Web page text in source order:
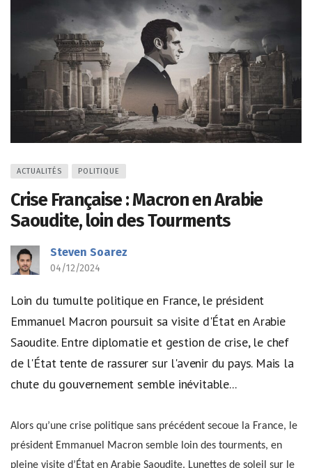
ACTUALITÉS POLITIQUE
Crise Française : Macron en Arabie
Saoudite, loin des Tourments
Steven Soarez
04/12/2024
Loin du tumulte politique en France, le président
Emmanuel Macron poursuit sa visite d'État en Arabie
Saoudite. Entre diplomatie et gestion de crise, le chef
de l'État tente de rassurer sur l'avenir du pays. Mais la
chute du gouvernement semble inévitable...
Alors qu’une crise politique sans précédent secoue la France, le
président Emmanuel Macron semble loin des tourments, en
pleine visite d’État en Arabie Saoudite. Lunettes de soleil sur le